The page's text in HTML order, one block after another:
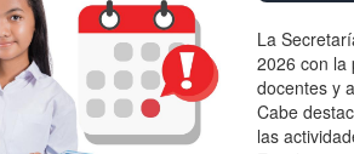
La
2026 con la
docentes y
Cabe
las